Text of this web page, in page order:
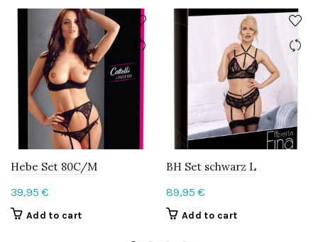
Hebe Set 80C/M
39,95 €
Add to cart
BH Set schwarz L
89,95 €
Add to cart